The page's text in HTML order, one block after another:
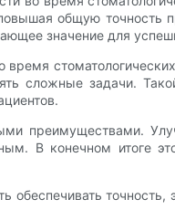
общую
значение для
сложные задачи.
преимуществами.
В конечном итоге